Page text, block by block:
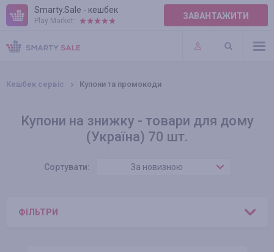
Smarty.Sale - кешбек
Play Market: ЗАВАНТАЖИТИ
ПРАВИЛА
ПЛАГІНИ
Кешбек сервіс Купони та промокоди
Купони на знижку - товари для дому
(Україна) 70 шт.
Сортувати: За новизною
ФІЛЬТРИ